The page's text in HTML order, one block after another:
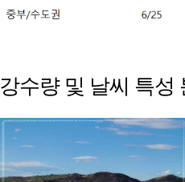
강수량 및 날씨 특성